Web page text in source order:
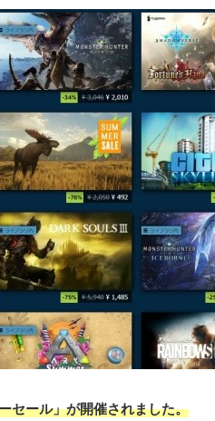
セール」が開催されました。